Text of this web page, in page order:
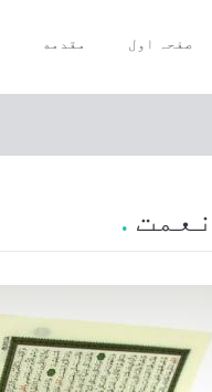
صفحہ اول مقدمه